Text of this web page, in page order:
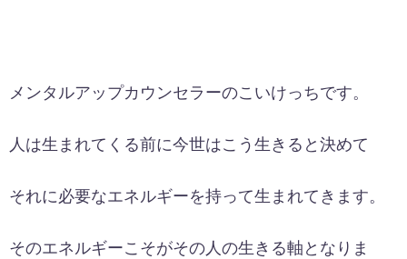
メンタルアップカウンセラーのこいけっちです。
人は生まれてくる前に今世はこう生きると決めて
それに必要なエネルギーを持って生まれてきます。
そのエネルギーこそがその人の生きる軸となりま